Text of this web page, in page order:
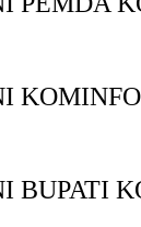
BUPATI